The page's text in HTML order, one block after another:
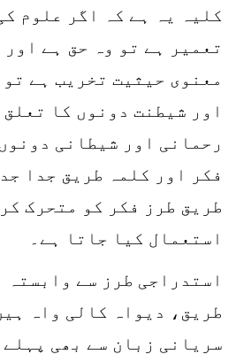
کلیہ یہ ہے کہ اگر علوم
تعمیر ہے تو وہ حق ہے
معنوی حیثیت تخریب ہے
اور شیطنت دونوں کا تعلق
رحمانی اور شیطانی
فکر اور کلمہ طریق جدا
طریق طرز فکر کو متحرک
استعمال کیا جاتا ہے۔
استدراجی طرز سے وابستہ
طریق، دیواہ کالی واہ
سریانی زبان سے بھی